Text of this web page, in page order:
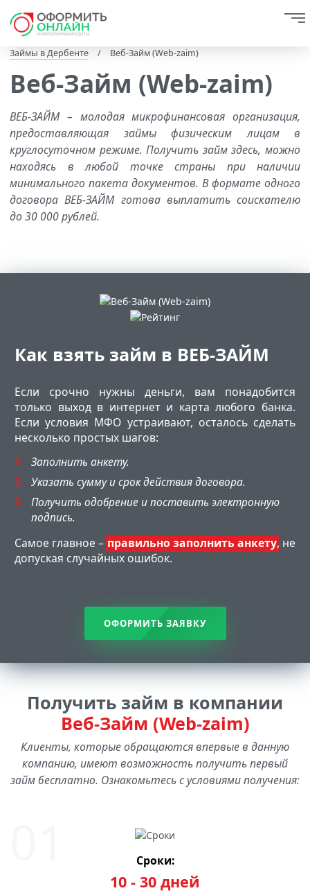
Займы в Дербенте / Веб-Займ (Web-zaim)
Веб-Займ (Web-zaim)
ВЕБ-ЗАЙМ – молодая микрофинансовая организация,
предоставляющая займы физическим лицам в
круглосуточном режиме. Получить займ здесь, можно
находясь в любой точке страны при наличии
минимального пакета документов. В формате одного
договора ВЕБ-ЗАЙМ готова выплатить соискателю
до 30 000 рублей.
Как взять займ в ВЕБ-ЗАЙМ
Если срочно нужны деньги, вам понадобится
только выход в интернет и карта любого банка.
Если условия МФО устраивают, осталось сделать
несколько простых шагов:
Заполнить анкету.
Указать сумму и срок действия договора.
Получить одобрение и поставить электронную
подпись.
Самое главное – правильно заполнить анкету, не
допуская случайных ошибок.
ОФОРМИТЬ ЗАЯВКУ
Получить займ в компании
Веб-Займ (Web-zaim)
Клиенты, которые обращаются впервые в данную
компанию, имеют возможность получить первый
займ бесплатно. Ознакомьтесь с условиями получения:
Сроки:
10 - 30 дней